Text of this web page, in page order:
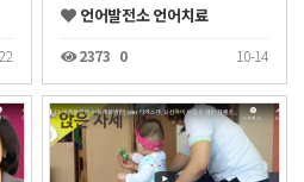
언어발전소 언어치료
2373 0 10-14